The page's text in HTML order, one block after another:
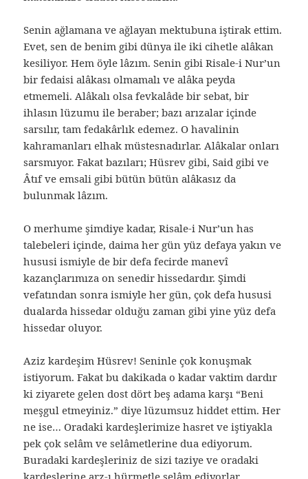
Senin ağlamana ve ağlayan mektubuna iştirak ettim.
Evet, sen de benim gibi dünya ile iki cihetle alâkan
kesiliyor. Hem öyle lâzım. Senin gibi Risale-i Nur’un
bir fedaisi alâkası olmamalı ve alâka peyda
etmemeli. Alâkalı olsa fevkalâde bir sebat, bir
ihlasın lüzumu ile beraber; bazı arızalar içinde
sarsılır, tam fedakârlık edemez. O havalinin
kahramanları elhak müstesnadırlar. Alâkalar onları
sarsmıyor. Fakat bazıları; Hüsrev gibi, Said gibi ve
Âtıf ve emsali gibi bütün bütün alâkasız da
bulunmak lâzım.
O merhume şimdiye kadar, Risale-i Nur’un has
talebeleri içinde, daima her gün yüz defaya yakın ve
hususi ismiyle de bir defa fecirde manevî
kazançlarımıza on senedir hissedardır. Şimdi
vefatından sonra ismiyle her gün, çok defa hususi
dualarda hissedar olduğu zaman gibi yine yüz defa
hissedar oluyor.
Aziz kardeşim Hüsrev! Seninle çok konuşmak
istiyorum. Fakat bu dakikada o kadar vaktim dardır
ki ziyarete gelen dost dört beş adama karşı “Beni
meşgul etmeyiniz.” diye lüzumsuz hiddet ettim. Her
ne ise… Oradaki kardeşlerimize hasret ve iştiyakla
pek çok selâm ve selâmetlerine dua ediyorum.
Buradaki kardeşleriniz de sizi taziye ve oradaki